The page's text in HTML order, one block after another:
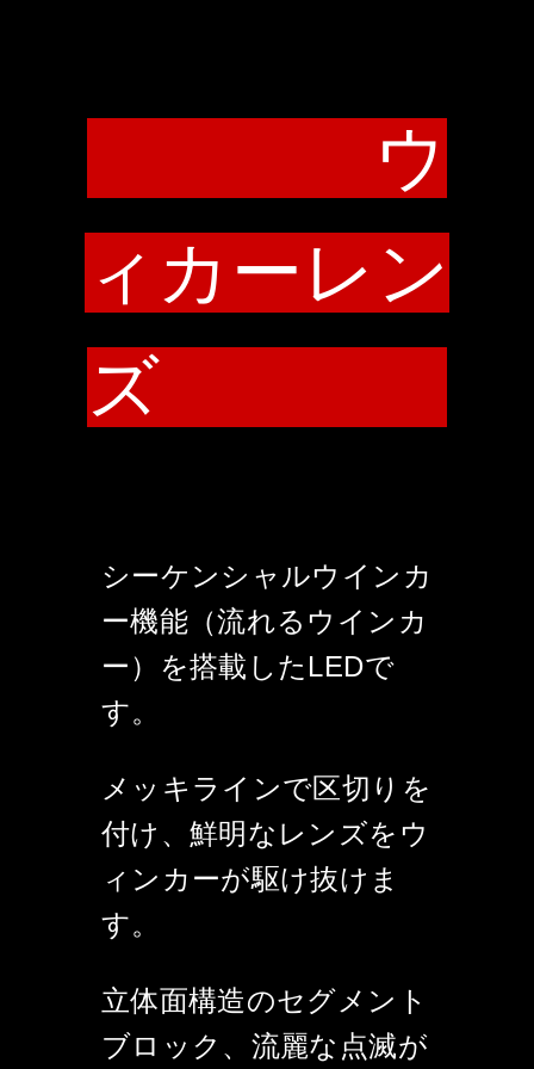
ウ
ィカーレン
ズ
シーケンシャルウインカ
ー機能（流れるウインカ
ー）を搭載したLEDで
す。
メッキラインで区切りを
付け、鮮明なレンズをウ
ィンカーが駆け抜けま
す。
立体面構造のセグメント
ブロック、流麗な点滅が